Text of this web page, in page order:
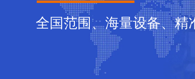
全国范围、海量设备、精